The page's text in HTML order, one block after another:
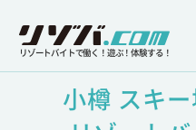
リゾートバイトで働く！遊ぶ！体験する！
小樽 スキ